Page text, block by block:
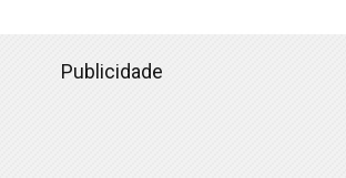
Publicidade